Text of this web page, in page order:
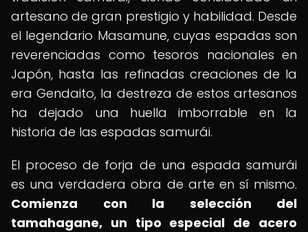
artesano de gran prestigio y habilidad. Desde
el legendario Masamune, cuyas espadas son
reverenciadas como tesoros nacionales en
Japón, hasta las refinadas creaciones de la
era Gendaito, la destreza de estos artesanos
ha dejado una huella imborrable en la
historia de las espadas samurái.
El proceso de forja de una espada samurái
es una verdadera obra de arte en sí mismo.
Comienza con la selección del
tamahagane, un tipo especial de acero